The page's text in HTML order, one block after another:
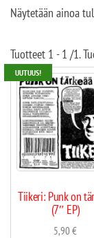
Näytetään ainoa
Tuotteet 1 - 1 /1.
UUTUUS!
Tiikeri: Punk on
(7″ EP)
5,90€